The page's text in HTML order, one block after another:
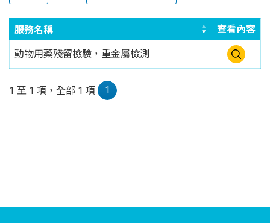
服務名稱 查看內容
動物用藥殘留檢驗，重金屬檢測
1 至 1 項，全部 1 項 1